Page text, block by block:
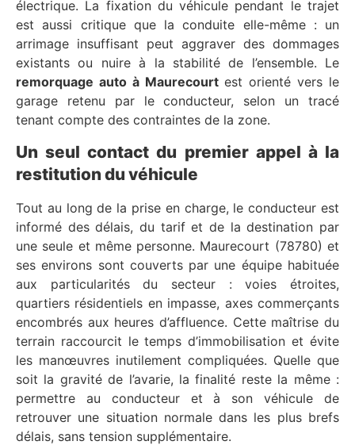
électrique. La fixation du véhicule pendant le trajet
est aussi critique que la conduite elle-même : un
arrimage insuffisant peut aggraver des dommages
existants ou nuire à la stabilité de l’ensemble. Le
remorquage auto à Maurecourtest orienté vers le
garage retenu par le conducteur, selon un tracé
tenant compte des contraintes de la zone.
Un seul contact du premier appel à la
restitution du véhicule
Tout au long de la prise en charge, le conducteur est
informé des délais, du tarif et de la destination par
une seule et même personne. Maurecourt (78780) et
ses environs sont couverts par une équipe habituée
aux particularités du secteur : voies étroites,
quartiers résidentiels en impasse, axes commerçants
encombrés aux heures d’affluence. Cette maîtrise du
terrain raccourcit le temps d’immobilisation et évite
les manœuvres inutilement compliquées. Quelle que
soit la gravité de l’avarie, la finalité reste la même :
permettre au conducteur et à son véhicule de
retrouver une situation normale dans les plus brefs
délais, sans tension supplémentaire.